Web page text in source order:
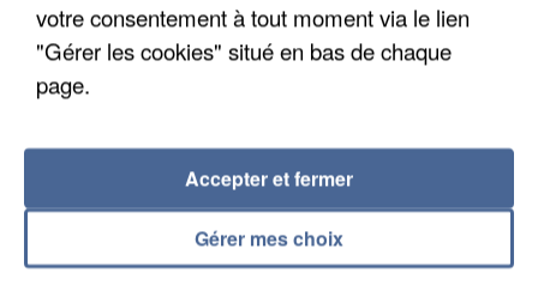
L’UN DES FONDATEURS SUPPOSÉS DE LA DZ
MAFIA INTERPELLÉ EN ALGÉRIE
votre consentement à tout moment via le lien
"Gérer les cookies" situé en bas de chaque
page.
Gérer mes choix
Accepter et fermer